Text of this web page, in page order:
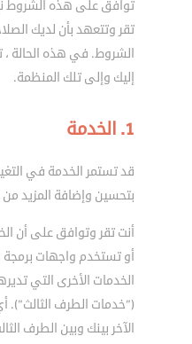
توافق على هذه الشروط
تقر وتتعهد بأن لديك
الشروط. في هذه الحالة
إليك وإلى تلك المنظمة.
1. الخدمة
قد تستمر الخدمة في
بتحسين وإضافة المزيد من
أنت تقر وتوافق على أن
الخدمات الأخرى التي
(”خدمات الطرف الثالث”).
الآخر بينك وبين الطرف